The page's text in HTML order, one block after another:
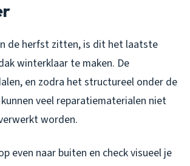
de herfst zitten, is dit het laatste
winterklaar te maken. De
en zodra het structureel onder de
veel reparatiematerialen niet
worden.
even naar buiten en check visueel je